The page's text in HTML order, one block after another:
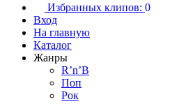
Избранных клипов: 0
Вход
На главную
Каталог
Жанры
R’n’B
Поп
Рок